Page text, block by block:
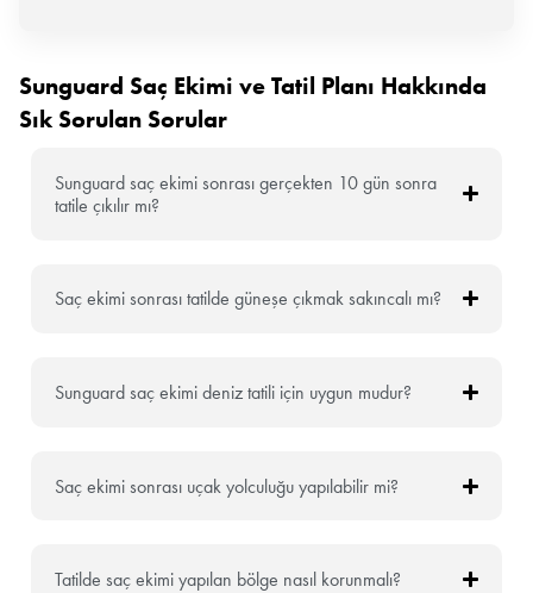
Sunguard Saç Ekimi ve Tatil Planı Hakkında
Sık Sorulan Sorular
Sunguard saç ekimi sonrası gerçekten 10 gün sonra
tatile çıkılır mı?
Saç ekimi sonrası tatilde güneşe çıkmak sakıncalı mı?
Sunguard saç ekimi deniz tatili için uygun mudur?
Saç ekimi sonrası uçak yolculuğu yapılabilir mi?
Tatilde saç ekimi yapılan bölge nasıl korunmalı?